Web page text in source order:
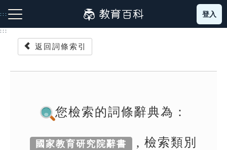
到
主
::: 登入
:::
返回詞條索引
您檢索的詞條辭典為：
國家教育研究院辭書 , 檢索類別